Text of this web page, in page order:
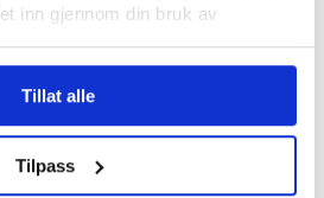
inn gjennom din bruk av
Tillat alle
Tilpass
Hundrevis av
ansatte i Oslo
kommune uten
faste oppgaver: –
Føler meg plassert
på loftet og glemt